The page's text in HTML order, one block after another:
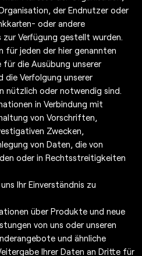
der Endnutzer oder
oder andere
zur Verfügung gestellt wurden.
für jeden der hier genannten
für die Ausübung unserer
Verfolgung unserer
nützlich oder notwendig sind.
in Verbindung mit
von Vorschriften,
Zwecken,
von Daten, die von
oder in Rechtsstreitigkeiten
Ihr Einverständnis zu
über Produkte und neue
von uns oder unseren
und ähnliche
Ihrer Daten an Dritte für